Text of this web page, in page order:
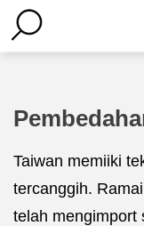
Taiwan memiiki
tercanggih.
telah mengimport